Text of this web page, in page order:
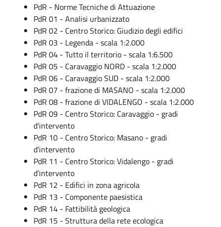
PdR - Norme Tecniche di Attuazione
PdR 01 - Analisi urbanizzato
PdR 02 - Centro Storico: Giudizio degli edifici
PdR 03 - Legenda - scala 1:2.000
PdR 04 - Tutto il territorio - scala 1:6.500
PdR 05 - Caravaggio NORD - scala 1:2.000
PdR 06 - Caravaggio SUD - scala 1:2.000
PdR 07 - frazione di MASANO - scala 1:2.000
PdR 08 - frazione di VIDALENGO - scala 1:2.000
PdR 09 - Centro Storico: Caravaggio - gradi
d'intervento
PdR 10 - Centro Storico: Masano - gradi
d'intervento
PdR 11 - Centro Storico: Vidalengo - gradi
d'intervento
PdR 12 - Edifici in zona agricola
PdR 13 - Componente paesistica
PdR 14 - Fattibilità geologica
PdR 15 - Struttura della rete ecologica